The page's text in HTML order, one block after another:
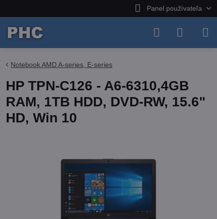
Panel používateľa
Notebook AMD A-series, E-series
HP TPN-C126 - A6-6310,4GB
RAM, 1TB HDD, DVD-RW, 15.6"
HD, Win 10